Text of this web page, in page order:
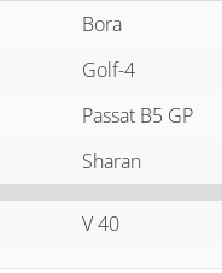
Bora
Golf-4
Passat B5 GP
Sharan
V 40